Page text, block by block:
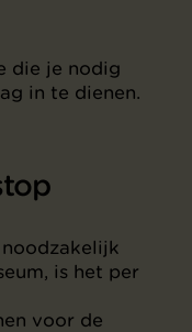
die je nodig
in te dienen.
is het per
voor de